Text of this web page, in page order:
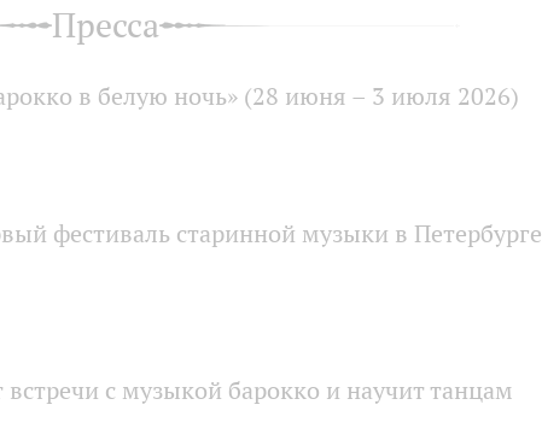
Пресса
в белую ночь» (28 июня – 3 июля 2026)
фестиваль старинной музыки в Петербурге
с музыкой барокко и научит танцам